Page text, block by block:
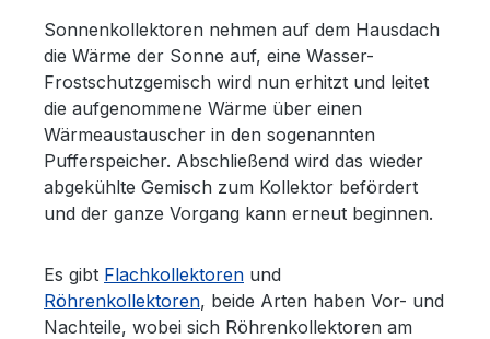
Sonnenkollektoren nehmen auf dem Hausdach
die Wärme der Sonne auf, eine Wasser-
Frostschutzgemisch wird nun erhitzt und leitet
die aufgenommene Wärme über einen
Wärmeaustauscher in den sogenannten
Pufferspeicher. Abschließend wird das wieder
abgekühlte Gemisch zum Kollektor befördert
und der ganze Vorgang kann erneut beginnen.
Es gibt Flachkollektoren und
Röhrenkollektoren, beide Arten haben Vor- und
Nachteile, wobei sich Röhrenkollektoren am